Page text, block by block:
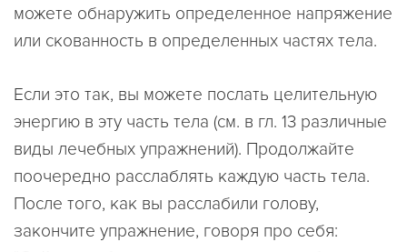
можете обнаружить определенное напряжение
или скованность в определенных частях тела.
Если это так, вы можете послать целительную
энергию в эту часть тела (см. в гл. 13 различные
виды лечебных упражнений). Продолжайте
поочередно расслаблять каждую часть тела.
После того, как вы расслабили голову,
закончите упражнение, говоря про себя: